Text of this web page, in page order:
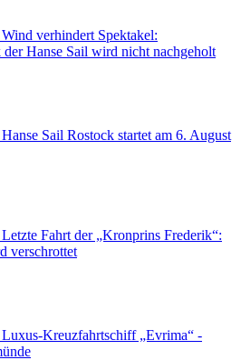
Wind verhindert Spektakel:
Hanse Sail wird nicht nachgeholt
Hanse Sail Rostock startet am 6. August
Letzte Fahrt der „Kronprins Frederik“:
verschrottet
Luxus-Kreuzfahrtschiff „Evrima“ -